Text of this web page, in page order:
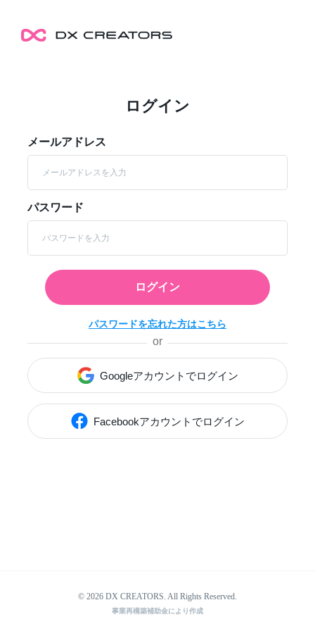
ログイン
メールアドレス
パスワード
ログイン
パスワードを忘れた方はこちら
Googleアカウントでログイン
Facebookアカウントでログイン
© 2026 DX CREATORS. All Rights Reserved.
事業再構築補助金により作成